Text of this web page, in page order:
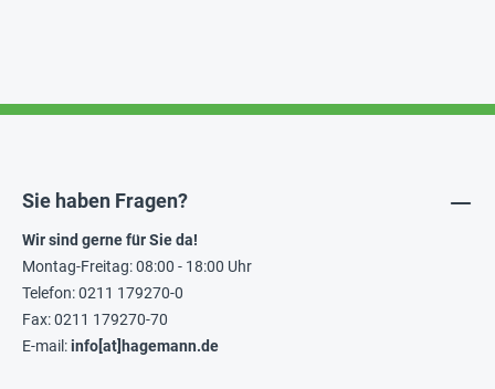
Sie haben Fragen?
Wir sind gerne für Sie da!
Montag-Freitag: 08:00 - 18:00 Uhr
Telefon: 0211 179270-0
Fax: 0211 179270-70
E-mail:info[at]hagemann.de